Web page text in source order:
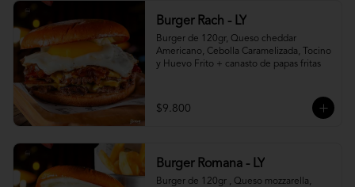
Burger Rach - LY
Burger de 120gr, Queso cheddar
Americano, Cebolla Caramelizada, Tocino
y Huevo Frito + canasto de papas fritas
$9.800
Burger Romana - LY
Burger de 120gr , Queso mozzarella,